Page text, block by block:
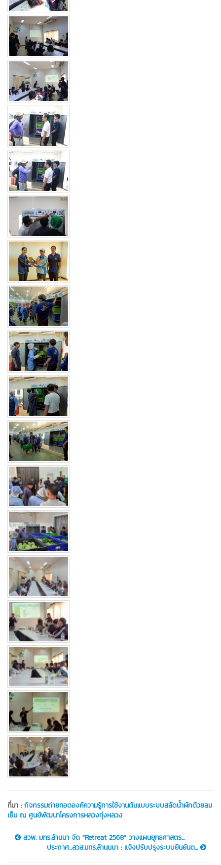
ที่มา :กิจกรรมถ่ายทอดองค์ความรู้การใช้งานต้นแบบระบบสลัดน้ำผักด้วยลม
เย็น ณ ศูนย์พัฒนาโครงการหลวงทุ่งหลวง
สวพ. มทร.ล้านนา จัด “Retreat 2568” วางแผนยุทธศาสตร...
ประกาศ...สวส.มทร.ล้านนนา : แจ้งปรับปรุงระบบยืนยันต...